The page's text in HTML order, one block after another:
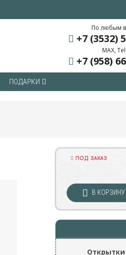
По любым
+7 (3532)
MAX,
+7 (958)
ПОДАРКИ
ПОД ЗАКАЗ
В КОРЗИНУ